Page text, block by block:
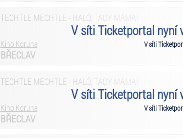
V síti Ticketportal nyní
V síti
TECHTLE MECHTLE - HALÓ, TADY MÁMA!
Kino Koruna
BŘECLAV
V síti Ticketportal nyní
V síti
TECHTLE MECHTLE - HALÓ, TADY MÁMA!
Kino Koruna
BŘECLAV